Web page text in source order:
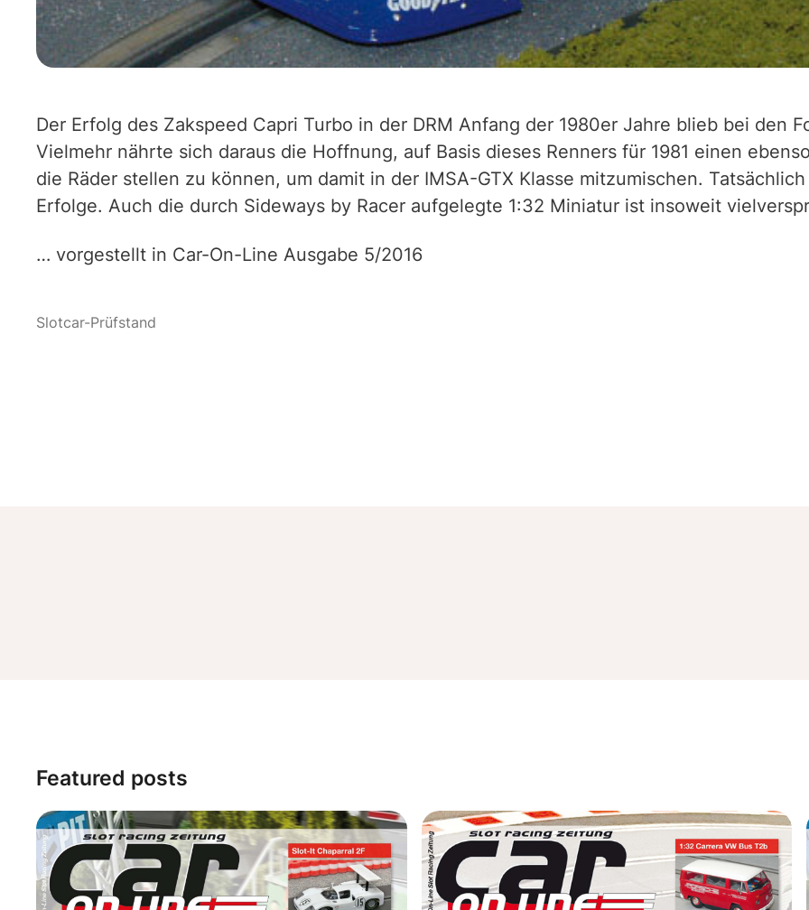
Der Erfolg des Zakspeed Capri Turbo in der DRM Anfang der 1980er Jahre blieb bei den
Vielmehr nährte sich daraus die Hoffnung, auf Basis dieses Renners für 1981 einen
die Räder stellen zu können, um damit in der IMSA-GTX Klasse mitzumischen.
Erfolge. Auch die durch Sideways by Racer aufgelegte 1:32 Miniatur ist insoweit
… vorgestellt in Car-On-Line Ausgabe 5/2016
Featured posts